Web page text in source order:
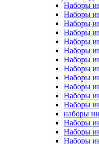
Наборы
Наборы
Наборы
Наборы
Наборы
Наборы
Наборы
Наборы
Наборы
Наборы
Наборы
Наборы
наборы
Наборы
Наборы
Наборы